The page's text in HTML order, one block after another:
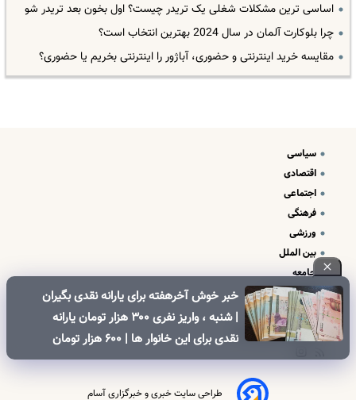
اساسی ترین مشکلات شغلی یک تریدر چیست؟ اول بخون بعد تریدر شو
چرا بلوکارت آلمان در سال 2024 بهترین انتخاب است؟
مقایسه خرید اینترنتی و حضوری، آباژور را اینترنتی بخریم یا حضوری؟
خبر خوش آخرهفته برای یارانه نقدی بگیران
| شنبه ، واریز نفری ۳۰۰ هزار تومان یارانه
نقدی برای این خانوار ها | ۶۰۰ هزار تومان
کالابرگ برای خانوارهای دارای فرزند
سیاسی
اقتصادی
اجتماعی
فرهنگی
ورزشی
بین الملل
جامعه
علم و فناوری
درباره ما
تبلیغات و تماس با ما
طراحی سایت خبری و خبرگزاری آسام